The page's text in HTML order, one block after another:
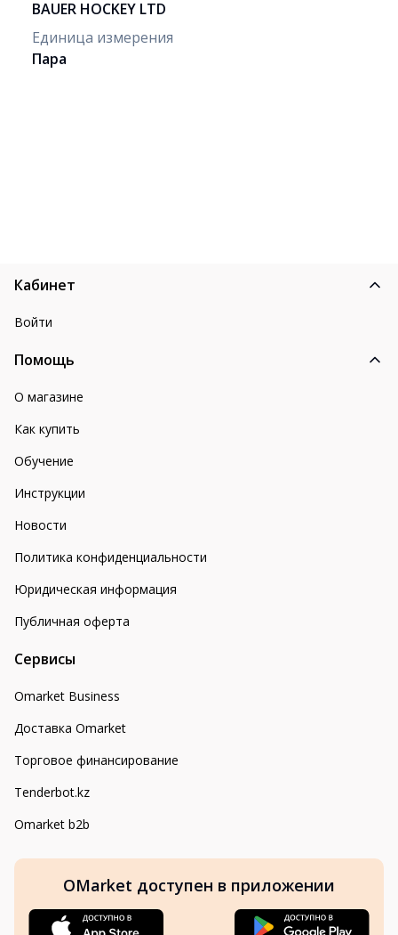
BAUER HOCKEY LTD
Единица измерения
Пара
Кабинет
Войти
Помощь
О магазине
Как купить
Обучение
Инструкции
Новости
Политика конфиденциальности
Юридическая информация
Публичная оферта
Сервисы
Omarket Business
Доставка Omarket
Торговое финансирование
Tenderbot.kz
Omarket b2b
OMarket доступен в приложении